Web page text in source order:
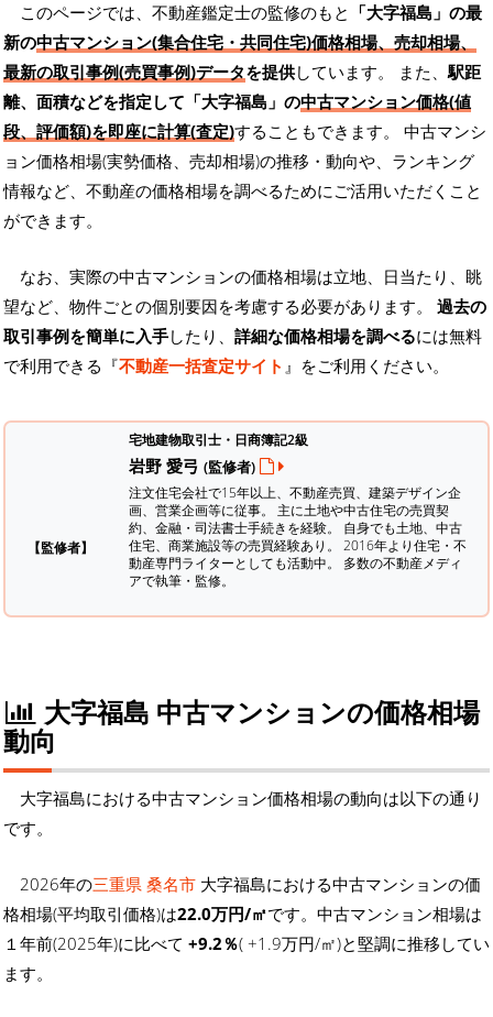
このページでは、不動産鑑定士の監修のもと 「大字福島」の最
新の中古マンション(集合住宅・共同住宅)価格相場、売却相場、
最新の取引事例(売買事例)データを提供しています。 また、駅距
離、面積などを指定して「大字福島」の中古マンション価格(値
段、評価額)を即座に計算(査定)することもできます。 中古マンシ
ョン価格相場(実勢価格、売却相場)の推移・動向や、ランキング
情報など、不動産の価格相場を調べるためにご活用いただくこと
ができます。
なお、実際の中古マンションの価格相場は立地、日当たり、眺
望など、物件ごとの個別要因を考慮する必要があります。 過去の
取引事例を簡単に入手したり、 詳細な価格相場を調べるには無料
で利用できる『不動産一括査定サイト 』をご利用ください。
【監修者】
宅地建物取引士・日商簿記2級
岩野 愛弓 (監修者)
注文住宅会社で15年以上、不動産売買、建築デザイン企
画、営業企画等に従事。 主に土地や中古住宅の売買契
約、金融・司法書士手続きを経験。 自身でも土地、中古
住宅、商業施設等の売買経験あり。 2016年より住宅・不
動産専門ライターとしても活動中。 多数の不動産メディ
アで執筆・監修。
大字福島 中古マンションの価格相場
動向
大字福島における中古マンション価格相場の動向は以下の通り
です。
2026年の三重県 桑名市 大字福島における中古マンションの価
格相場(平均取引価格)は22.0万円/㎡です。中古マンション相場は
１年前(2025年)に比べて +9.2％( +1.9万円/㎡)と堅調に推移してい
ます。